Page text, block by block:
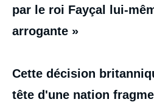
par le roi Fayçal lui-
arrogante »
Cette décision
tête d'une nation